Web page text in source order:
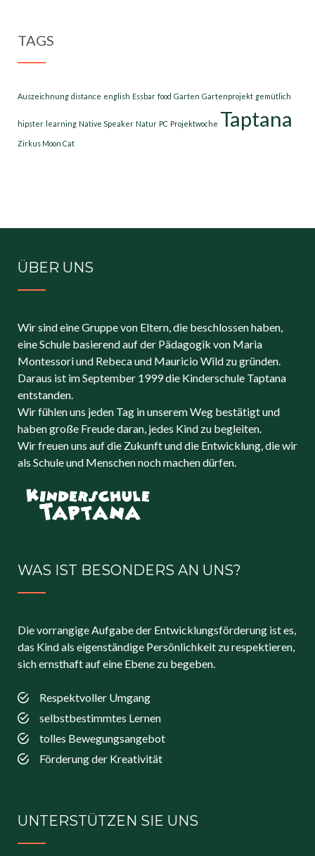
TAGS
Auszeichnung distance english Essbar food Garten Gartenprojekt gemütlich
hipster learning Native Speaker Natur PC Projektwoche Taptana
Zirkus Moon Cat
ÜBER UNS
Wir sind eine Gruppe von Eltern, die beschlossen haben,
eine Schule basierend auf der Pädagogik von Maria
Montessori und Rebeca und Mauricio Wild zu gründen.
Daraus ist im September 1999 die Kinderschule Taptana
entstanden.
Wir fühlen uns jeden Tag in unserem Weg bestätigt und
haben große Freude daran, jedes Kind zu begleiten.
Wir freuen uns auf die Zukunft und die Entwicklung, die wir
als Schule und Menschen noch machen dürfen.
WAS IST BESONDERS AN UNS?
Die vorrangige Aufgabe der Entwicklungsförderung ist es,
das Kind als eigenständige Persönlichkeit zu respektieren,
sich ernsthaft auf eine Ebene zu begeben.
Respektvoller Umgang
selbstbestimmtes Lernen
tolles Bewegungsangebot
Förderung der Kreativität
UNTERSTÜTZEN SIE UNS